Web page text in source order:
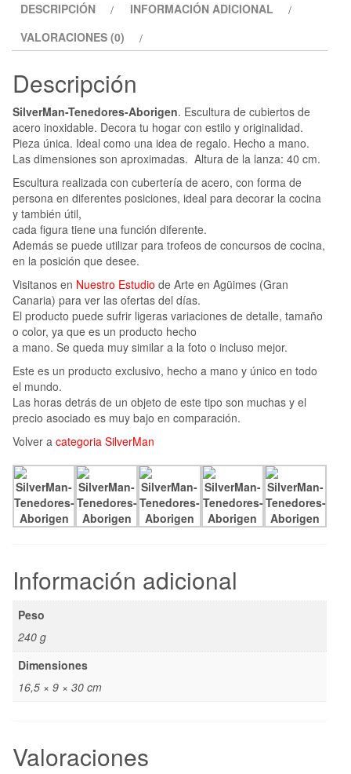
DESCRIPCIÓN
INFORMACIÓN ADICIONAL
VALORACIONES (0)
Descripción
SilverMan-Tenedores-Aborigen. Escultura de cubiertos de
acero inoxidable. Decora tu hogar con estilo y originalidad.
Pieza única. Ideal como una idea de regalo. Hecho a mano.
Las dimensiones son aproximadas. Altura de la lanza: 40 cm.
Escultura realizada con cubertería de acero, con forma de
persona en diferentes posiciones, ideal para decorar la cocina
y también útil,
cada figura tiene una función diferente.
Además se puede utilizar para trofeos de concursos de cocina,
en la posición que desee.
Visitanos en Nuestro Estudio de Arte en Agüimes (Gran
Canaria) para ver las ofertas del días.
El producto puede sufrir ligeras variaciones de detalle, tamaño
o color, ya que es un producto hecho
a mano. Se queda muy similar a la foto o incluso mejor.
Este es un producto exclusivo, hecho a mano y único en todo
el mundo.
Las horas detrás de un objeto de este tipo son muchas y el
precio asociado es muy bajo en comparación.
Volver a categoria SilverMan
Información adicional
Peso
240 g
Dimensiones
16,5 × 9 × 30 cm
Valoraciones